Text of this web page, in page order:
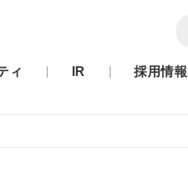
ィ IR 採用情報